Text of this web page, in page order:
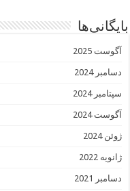
بایگانی‌ها
آگوست 2025
دسامبر 2024
سپتامبر 2024
آگوست 2024
ژوئن 2024
ژانویه 2022
دسامبر 2021